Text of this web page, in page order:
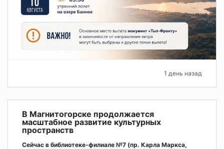
1 день назад
В Магнитогорске продолжается
масштабное развитие культурных
пространств
Сейчас в библиотеке-филиале №7 (пр. Карла Маркса,